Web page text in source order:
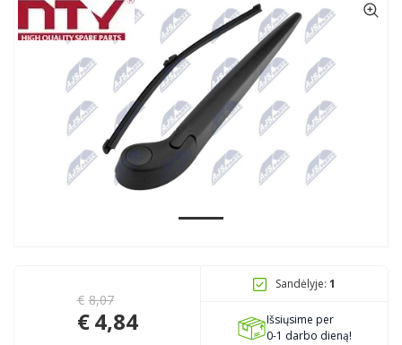
Padangos
Prisijungti prie paskyros
Pagojo k., Uosių g. 124, Kelmės raj.
€ 8,07
€4,84
Sandėlyje: 1
Išsiųsime per
0-1 darbo dieną!